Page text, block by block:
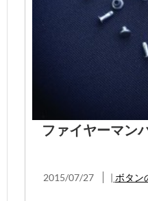
ファイヤーマン
2015/07/27 | ボタン